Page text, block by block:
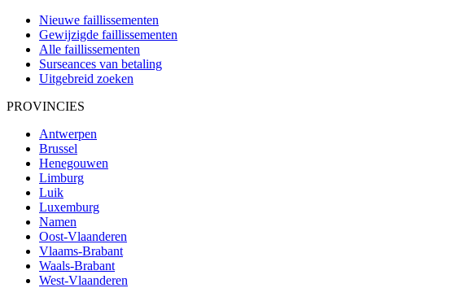
Nieuwe faillissementen
Gewijzigde faillissementen
Alle faillissementen
Surseances van betaling
Uitgebreid zoeken
PROVINCIES
Antwerpen
Brussel
Henegouwen
Limburg
Luik
Luxemburg
Namen
Oost-Vlaanderen
Vlaams-Brabant
Waals-Brabant
West-Vlaanderen